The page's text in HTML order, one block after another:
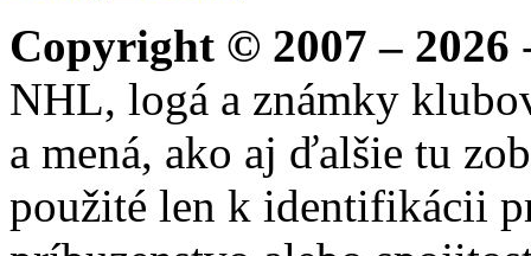
Copyright © 2007 – 2026
NHL, logá a známky
a mená, ako aj ďalšie tu
použité len k identifikácii